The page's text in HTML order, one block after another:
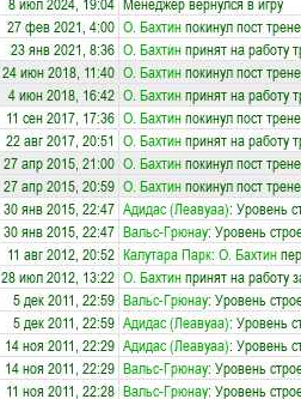
27 фев 2021, 4:00 О. Бахтинпокинул пост
23 янв 2021, 8:36 О. Бахтинпринят на работу
24 июн 2018, 11:40 О. Бахтинпокинул пост
4 июн 2018, 16:42 О. Бахтинпринят на работу
11 сен 2017, 17:36 О. Бахтинпокинул пост
22 авг 2017, 20:51 О. Бахтинпринят на работу
27 апр 2015, 21:00 О. Бахтинпокинул пост
27 апр 2015, 20:59 О. Бахтинпокинул пост
30 янв 2015, 22:47 Адидас (Леавуаа): Уровень
30 янв 2015, 22:47 Вальс-Грюнау: Уровень
11 авг 2012, 20:52 Калутара Парк: О. Бахтин
28 июл 2012, 13:22 О. Бахтинпринят на работу
5 дек 2011, 22:59 Вальс-Грюнау: Уровень
5 дек 2011, 22:59 Адидас (Леавуаа): Уровень
14 ноя 2011, 22:29 Адидас (Леавуаа): Уровень
14 ноя 2011, 22:29 Вальс-Грюнау: Уровень
11 ноя 2011, 22:28 Вальс-Грюнау: Уровень